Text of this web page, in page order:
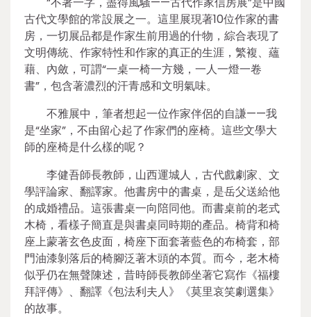
古代文學館的常設展之一。這里展現著10位作家的書
房，一切展品都是作家生前用過的什物，綜合表現了
文明傳統、作家特性和作家的真正的生涯，繁複、蘊
藉、內斂，可謂“一桌一椅一方幾，一人一燈一卷
書”，包含著濃烈的汗青感和文明氣味。
不雅展中，筆者想起一位作家伴侶的自謙——我
是“坐家”，不由留心起了作家們的座椅。這些文學大
師的座椅是什么樣的呢？
李健吾師長教師，山西運城人，古代戲劇家、文
學評論家、翻譯家。他書房中的書桌，是岳父送給他
的成婚禮品。這張書桌一向陪同他。而書桌前的老式
木椅，看樣子簡直是與書桌同時期的產品。椅背和椅
座上蒙著玄色皮面，椅座下面套著藍色的布椅套，部
門油漆剝落后的椅腳泛著木頭的本質。而今，老木椅
似乎仍在無聲陳述，昔時師長教師坐著它寫作《福樓
拜評傳》、翻譯《包法利夫人》《莫里哀笑劇選集》
的故事。